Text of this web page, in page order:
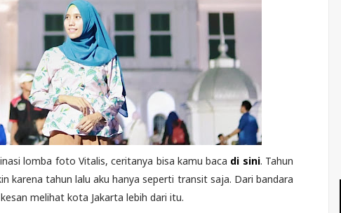
lomba foto Vitalis, ceritanya bisa kamu baca di sini. Tahun
karena tahun lalu aku hanya seperti transit saja. Dari bandara
melihat kota Jakarta lebih dari itu.